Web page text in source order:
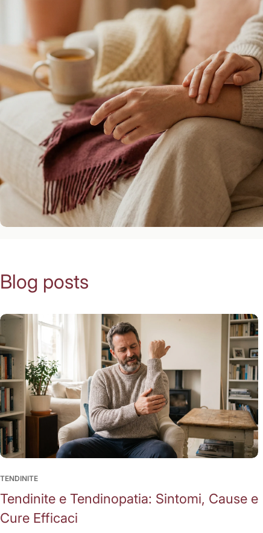
Blog posts
TENDINITE
Tendinite e Tendinopatia: Sintomi, Cause e
Cure Efficaci